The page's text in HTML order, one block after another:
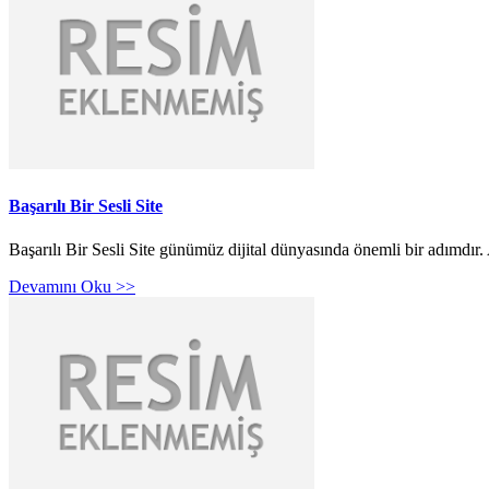
Başarılı Bir Sesli Site
Başarılı Bir Sesli Site günümüz dijital dünyasında önemli bir
Devamını Oku >>